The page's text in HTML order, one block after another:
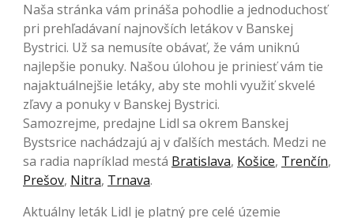
Naša stránka vám prináša pohodlie a jednoduchosť
pri prehľadávaní najnovších letákov v Banskej
Bystrici. Už sa nemusíte obávať, že vám uniknú
najlepšie ponuky. Našou úlohou je priniesť vám tie
najaktuálnejšie letáky, aby ste mohli využiť skvelé
zľavy a ponuky v Banskej Bystrici.
Samozrejme, predajne Lidl sa okrem Banskej
Bystsrice nachádzajú aj v ďalších mestách. Medzi ne
sa radia napríklad mestá Bratislava, Košice, Trenčín,
Prešov, Nitra, Trnava.
Aktuálny leták Lidl je platný pre celé územie